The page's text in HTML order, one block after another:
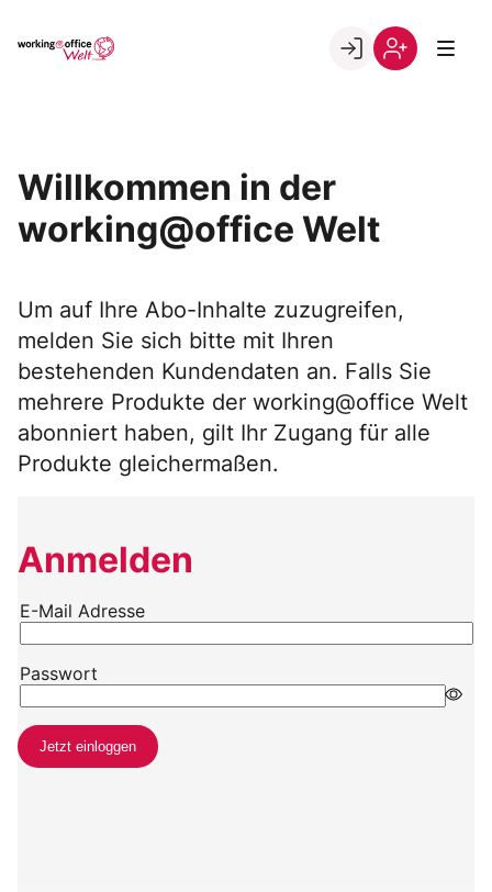
Go to landing page.
Welt
Willkommen in der
working@office Welt
Um auf Ihre Abo-Inhalte zuzugreifen,
melden Sie sich bitte mit Ihren
bestehenden Kundendaten an. Falls Sie
mehrere Produkte der working@office Welt
abonniert haben, gilt Ihr Zugang für alle
Produkte gleichermaßen.
Anmelden